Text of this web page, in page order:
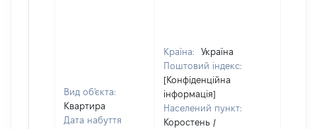
Вид об'єкта:
Квартира
Дата набуття
Країна:
Україна
Поштовий індекс:
[Конфіденційна
інформація]
Населений пункт:
Коростень /